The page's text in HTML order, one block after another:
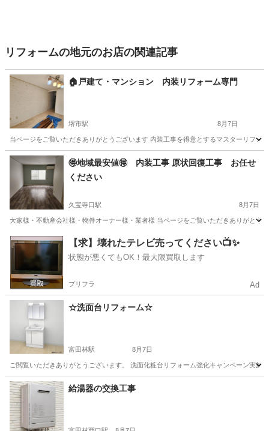
リフォームの地元のお店の関連記事
🏠戸建て・マンション 内装リフォーム専門
堺市駅 8月7日
当ページをご覧いただきありがとうございます 内装工事を得意とするマスターリフォ
大阪 堺市 堺市駅 リフォーム 無料
🉐地域最安値🉐 内装工事 原状回復工事 お任せ
ください
久宝寺口駅 8月7日
大家様・不動産会社様・物件オーナー様・業者様 当ページをご覧いただきありがとう
大阪 東大阪市 久宝寺口駅 リフォーム 物件
【求】壊れたテレビ売ってください📺✨
状態が悪くてもOK！最大限買取します
プリフラ Ad
☆洗面台リフォーム☆
富田林駅 8月7日
ご閲覧いただきありがとうございます。 洗面化粧台リフォーム強化キャンペーン実
大阪 富田林市 富田林駅 リフォーム
給湯器の交換工事